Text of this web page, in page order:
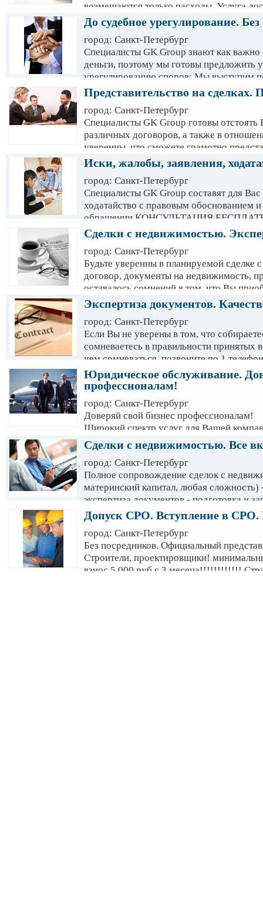
возмещаются только расходы. Услуга
дел: - дела о взыскании по договорам
юр.лиц - дела об оспаривании договора
имущества и др. С нами выгодно!
До судебное урегулирование.
город: Санкт-Петербург
Специалисты GK Group знают как
деньги, поэтому мы готовы предложить
урегулированию споров: Мы выступим
сторонам не удается договориться. Не
тяжбы, мы поможем Вам решить
Представительство на
город: Санкт-Петербург
Специалисты GK Group готовы
различных договоров, а также в
уверенны, что сможете грамотно
номер м.т. 985-84-33, юрист лично
Вам избежать неоправданных рисков.
Иски, жалобы, заявления,
город: Санкт-Петербург
Специалисты GK Group составят для
ходатайство с правовым обоснованием
обращении КОНСУЛЬТАЦИЯ
перспективы Вашего дела. С нами
Сделки с недвижимостью.
город: Санкт-Петербург
Будьте уверенны в планируемой
договор, документы на недвижимость,
оставалось сомнений в том, что Вы
застройщика!!! ПЕРВАЯ
Экспертиза документов.
город: Санкт-Петербург
Если Вы не уверены в том, что
сомневаетесь в правильности
чем сомневаться, позвоните по 1
Первая консультация БЕСПЛАТНО.
По результату наши клиенты получают:
заключение на соответствие документа
Клиента ( с ссылкой на закон) -
исключению рисков.
Юридическое обслуживание.
профессионалам!
город: Санкт-Петербург
Доверяй свой бизнес профессионалам!
Широкий спектр услуг для Вашей
включено судебное
обслуживание или месяц в
ГОЛД" 8 500 в месяц!!! - подготовка,
сделки, договоры - консультации -
СПОРЫ!
Сделки с недвижимостью. Все
город: Санкт-Петербург
Полное сопровождение сделок с
материнский капитал, любая сложность)
экспертиза документов - подготовка и
регистрация в УФРС Ваше спокойствие-
Допуск СРО. Вступление в СРО.
город: Санкт-Петербург
Без посредников. Официальный
Строители, проектировщики!
взнос 5 000 руб с 3 месяца!!!!!!!!!!!!